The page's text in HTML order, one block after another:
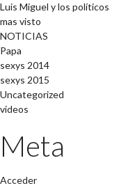
Luis Miguel y los políticos
mas visto
NOTICIAS
Papa
sexys 2014
sexys 2015
Uncategorized
videos
Meta
Acceder